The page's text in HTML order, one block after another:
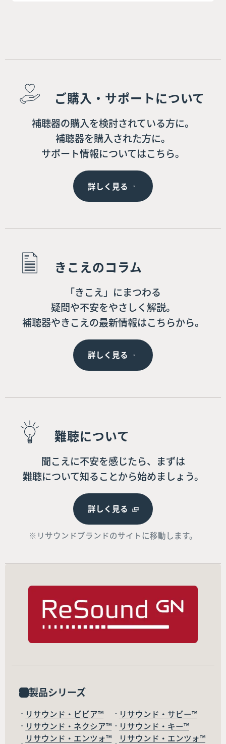
ご購入・サポートについて
補聴器の購入を検討されている方に。
補聴器を購入された方に。
サポート情報についてはこちら。
詳しく見る
きこえのコラム
「きこえ」にまつわる
疑問や不安をやさしく解説。
補聴器やきこえの最新情報はこちらから。
詳しく見る
難聴について
聞こえに不安を感じたら、まずは
難聴について知ることから始めましょう。
詳しく見る
※リサウンドブランドのサイトに移動します。
製品シリーズ
リサウンド・ビビア™
リサウンド・サビー™
リサウンド・ネクシア™
リサウンド・キー™
リサウンド・エンツォ™
リサウンド・エンツォ™